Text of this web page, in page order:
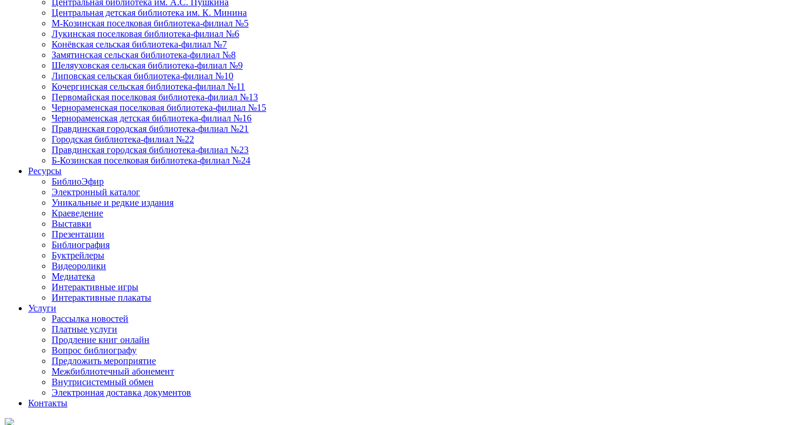
Центральная библиотека им. А.С. Пушкина
Центральная детская библиотека им. К. Минина
М-Козинская поселковая библиотека-филиал №5
Лукинская поселковая библиотека-филиал №6
Конёвская сельская библиотека-филиал №7
Замятинская сельская библиотека-филиал №8
Шеляуховская сельская библиотека-филиал №9
Липовская сельская библиотека-филиал №10
Кочергинская сельская библиотека-филиал №11
Первомайская поселковая библиотека-филиал №13
Чернораменская поселковая библиотека-филиал №15
Чернораменская детская библиотека-филиал №16
Правдинская городская библиотека-филиал №21
Городская библиотека-филиал №22
Правдинская городская библиотека-филиал №23
Б-Козинская поселковая библиотека-филиал №24
Ресурсы
БиблиоЭфир
Электронный каталог
Уникальные и редкие издания
Краеведение
Выставки
Презентации
Библиография
Буктрейлеры
Видеоролики
Медиатека
Интерактивные игры
Интерактивные плакаты
Услуги
Рассылка новостей
Платные услуги
Продление книг онлайн
Вопрос библиографу
Предложить мероприятие
Межбиблиотечный абонемент
Внутрисистемный обмен
Электронная доставка документов
Контакты